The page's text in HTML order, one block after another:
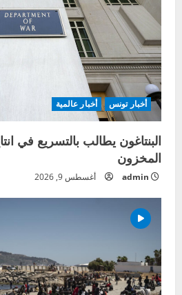
أخبار تونس أخبار عالمية
البنتاغون يطالب بالتسريع في
المخزون
admin أغسطس 9, 2026